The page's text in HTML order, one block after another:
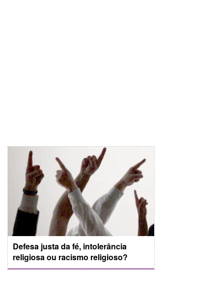
Defesa justa da fé, intolerância
religiosa ou racismo religioso?